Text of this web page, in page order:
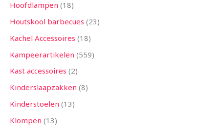
Hoofdlampen 18
Houtskool barbecues 23
Kachel Accessoires 18
Kampeerartikelen 559
Kast accessoires 2
Kinderslaapzakken 8
Kinderstoelen 13
Klompen 13